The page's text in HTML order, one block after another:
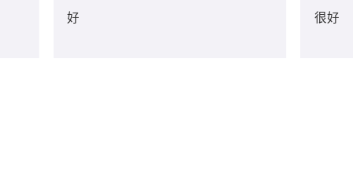
无需多物理服务器许可
好
很好